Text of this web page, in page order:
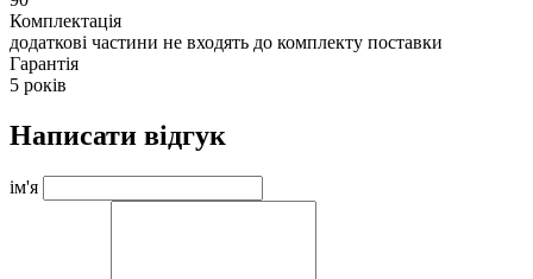
Комплектація
додаткові частини не входять до комплекту поставки
Гарантія
5 років
Написати відгук
ім'я